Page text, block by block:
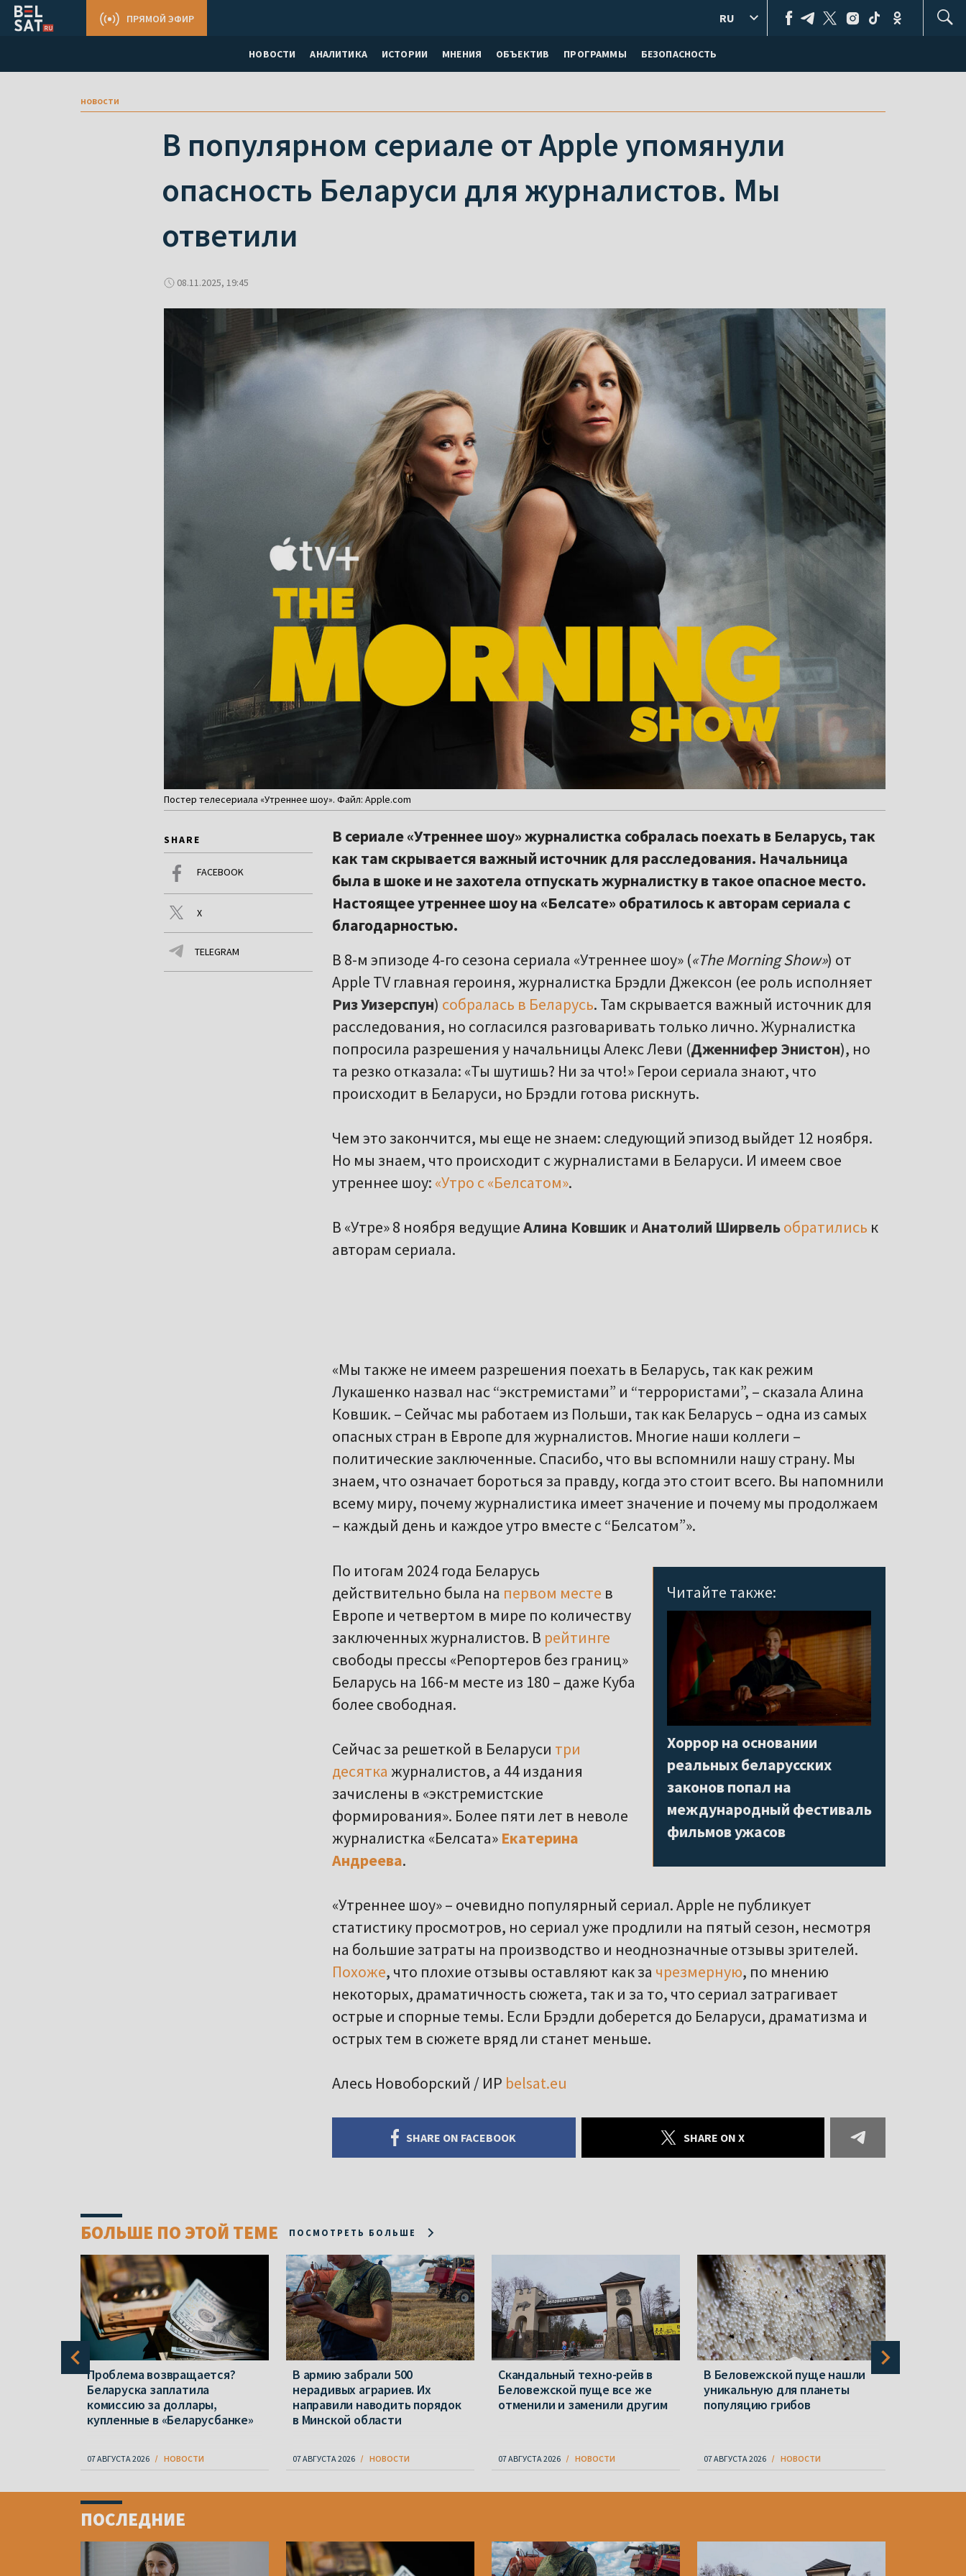
НОВОСТИ АНАЛИТИКА ИСТОРИИ МНЕНИЯ ОБЪЕКТИВ ПРОГРАММЫ БЕЗОПАСНОСТЬ
ПРЯМОЙ ЭФИР RU
новости
В популярном сериале от Apple упомянули
опасность Беларуси для журналистов. Мы
ответили
08.11.2025, 19:45
Постер телесериала «Утреннее шоу». Файл: Apple.com
SHARE
FACEBOOK
X
TELEGRAM
В сериале «Утреннее шоу» журналистка собралась поехать в Беларусь, так
как там скрывается важный источник для расследования. Начальница
была в шоке и не захотела отпускать журналистку в такое опасное место.
Настоящее утреннее шоу на «Белсате» обратилось к авторам сериала с
благодарностью.
В 8-м эпизоде 4-го сезона сериала «Утреннее шоу» («The Morning Show») от
Apple TV главная героиня, журналистка Брэдли Джексон (ее роль исполняет
Риз Уизерспун) собралась в Беларусь. Там скрывается важный источник для
расследования, но согласился разговаривать только лично. Журналистка
попросила разрешения у начальницы Алекс Леви (Дженнифер Энистон), но
та резко отказала: «Ты шутишь? Ни за что!» Герои сериала знают, что
происходит в Беларуси, но Брэдли готова рискнуть.
Чем это закончится, мы еще не знаем: следующий эпизод выйдет 12 ноября.
Но мы знаем, что происходит с журналистами в Беларуси. И имеем свое
утреннее шоу: «Утро с «Белсатом».
В «Утре» 8 ноября ведущиеАлина Ковшик и Анатолий Ширвельобратились к
авторам сериала.
«Мы также не имеем разрешения поехать в Беларусь, так как режим
Лукашенко назвал нас “экстремистами” и “террористами”, – сказала Алина
Ковшик. – Сейчас мы работаем из Польши, так как Беларусь – одна из самых
опасных стран в Европе для журналистов. Многие наши коллеги –
политические заключенные. Спасибо, что вы вспомнили нашу страну. Мы
знаем, что означает бороться за правду, когда это стоит всего. Вы напомнили
всему миру, почему журналистика имеет значение и почему мы продолжаем
– каждый день и каждое утро вместе с “Белсатом”».
Читайте также:
Хоррор на основании
реальных беларусских
законов попал на
международный фестиваль
фильмов ужасов
По итогам 2024 года Беларусь
действительно была на первом месте в
Европе и четвертом в мире по количеству
заключенных журналистов. В рейтинге
свободы прессы «Репортеров без границ»
Беларусь на 166-м месте из 180 – даже Куба
более свободная.
Сейчас за решеткой в Беларуси три
десятка журналистов, а 44 издания
зачислены в «экстремистские
формирования». Более пяти лет в неволе
журналистка «Белсата» Екатерина
Андреева.
«Утреннее шоу» – очевидно популярный сериал. Apple не публикует
статистику просмотров, но сериал уже продлили на пятый сезон, несмотря
на большие затраты на производство и неоднозначные отзывы зрителей.
Похоже, что плохие отзывы оставляют как за чрезмерную, по мнению
некоторых, драматичность сюжета, так и за то, что сериал затрагивает
острые и спорные темы. Если Брэдли доберется до Беларуси, драматизма и
острых тем в сюжете вряд ли станет меньше.
Алесь Новоборский / ИР belsat.eu
SHARE ON FACEBOOK SHARE ON X
БОЛЬШЕ ПО ЭТОЙ ТЕМЕ ПОСМОТРЕТЬ БОЛЬШЕ
Проблема возвращается?
Беларуска заплатила
комиссию за доллары,
купленные в «Беларусбанке»
07 АВГУСТА 2026 НОВОСТИ
В армию забрали 500
нерадивых аграриев. Их
направили наводить порядок
в Минской области
07 АВГУСТА 2026 НОВОСТИ
Скандальный техно-рейв в
Беловежской пуще все же
отменили и заменили другим
07 АВГУСТА 2026 НОВОСТИ
В Беловежской пуще нашли
уникальную для планеты
популяцию грибов
07 АВГУСТА 2026 НОВОСТИ
ПОСЛЕДНИЕ